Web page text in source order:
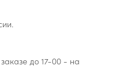
до 17-00 - на